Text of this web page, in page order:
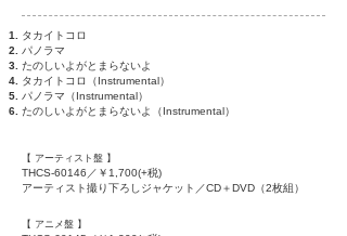
タカイトコロ
パノラマ
たのしいよがとまらないよ
タカイトコロ（Instrumental）
パノラマ（Instrumental）
たのしいよがとまらないよ（Instrumental）
【 アーティスト盤 】
THCS-60146／￥1,700(+税)
アーティスト撮り下ろしジャケット／CD＋DVD（2枚組）
【 アニメ盤 】